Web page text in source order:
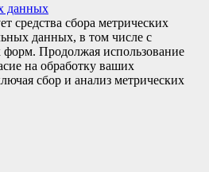
данных
средства сбора метрических
данных, в том числе с
Продолжая использование
на обработку ваших
сбор и анализ метрических